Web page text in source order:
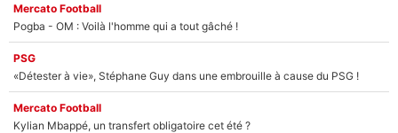
Mercato Football
Pogba - OM : Voilà l'homme qui a tout gâché !
PSG
«Détester à vie», Stéphane Guy dans une embrouille à cause du PSG !
Mercato Football
Kylian Mbappé, un transfert obligatoire cet été ?